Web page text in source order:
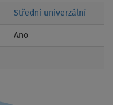
Střední univerzální
Ano